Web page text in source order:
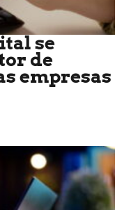
se
de
empresas